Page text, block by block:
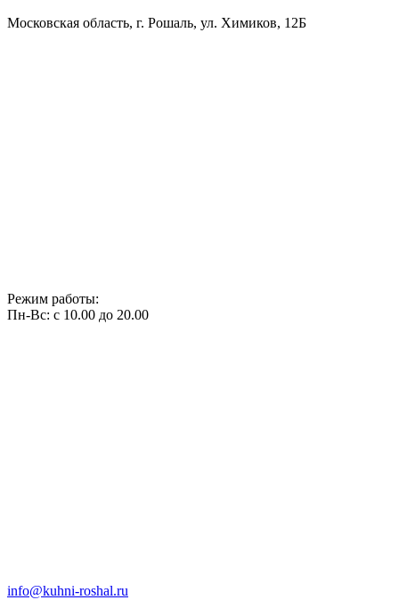
Московская область, г. Рошаль, ул. Химиков, 12Б
Режим работы:
Пн-Вс: с 10.00 до 20.00
info@kuhni-roshal.ru